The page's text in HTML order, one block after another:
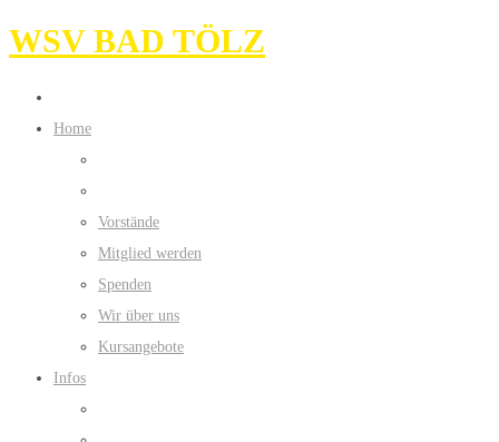
WSV BAD TÖLZ
Home
Vorstände
Mitglied werden
Spenden
Wir über uns
Kursangebote
Infos